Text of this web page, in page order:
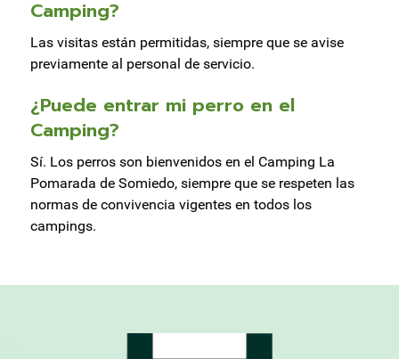
Camping?
Las visitas están permitidas, siempre que se avise
previamente al personal de servicio.
¿Puede entrar mi perro en el
Camping?
Sí. Los perros son bienvenidos en el Camping La
Pomarada de Somiedo, siempre que se respeten las
normas de convivencia vigentes en todos los
campings.